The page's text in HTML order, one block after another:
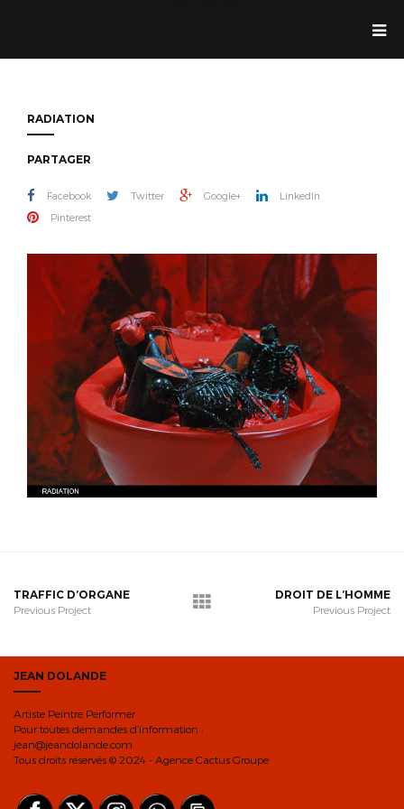
RADIATION
PARTAGER
Facebook Twitter Google+
LinkedIn
Pinterest
TRAFFIC D’ORGANE
Previous Project
DROIT DE L’HOMME
Previous Project
JEAN DOLANDE
Artiste Peintre Performer
Pour toutes demandes d’information :
jean@jeandolande.com
Tous droits réservés © 2024 - Agence Cactus Groupe